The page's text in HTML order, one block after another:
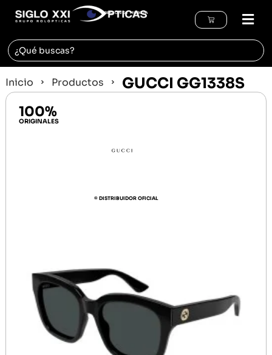
REGIÓN DE MURCIA
Inicio Productos GUCCI GG1338S
100%
ORIGINALES
© DISTRIBUIDOR OFICIAL